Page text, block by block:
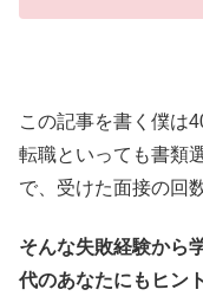
この記事を書く僕は
転職といっても書類
で、受けた面接の回
そんな失敗経験から
代のあなたにもヒン